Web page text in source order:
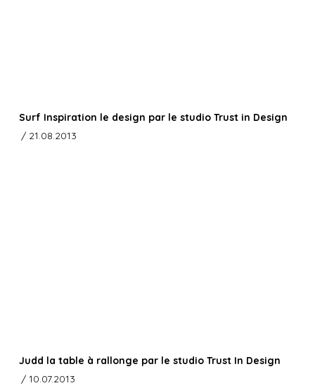
Surf Inspiration le design par le studio Trust in Design
/ 21.08.2013
Judd la table à rallonge par le studio Trust In Design
/ 10.07.2013